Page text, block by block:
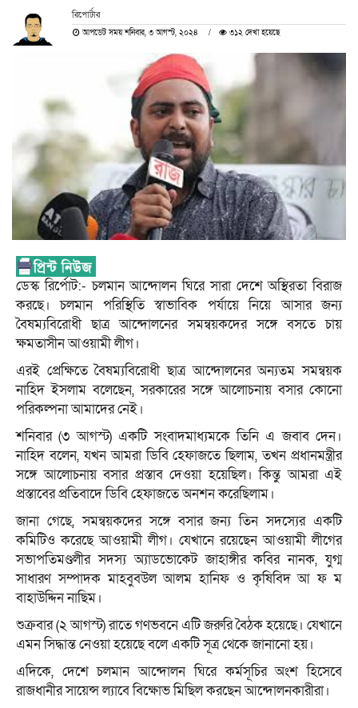
রিপোর্টার
আপডেট সময় শনিবার, ৩ আগস্ট, ২০২৪ ৩১২ দেখা হয়েছে
ডেস্ক রির্পোট:- চলমান আন্দোলন ঘিরে সারা দেশে অস্থিরতা বিরাজ
করছে। চলমান পরিস্থিতি স্বাভাবিক পর্যায়ে নিয়ে আসার জন্য
বৈষম্যবিরোধী ছাত্র আন্দোলনের সমন্বয়কদের সঙ্গে বসতে চায়
ক্ষমতাসীন আওয়ামী লীগ।
এরই প্রেক্ষিতে বৈষম্যবিরোধী ছাত্র আন্দোলনের অন্যতম সমন্বয়ক
নাহিদ ইসলাম বলেছেন, সরকারের সঙ্গে আলোচনায় বসার কোনো
পরিকল্পনা আমাদের নেই।
শনিবার (৩ আগস্ট) একটি সংবাদমাধ্যমকে তিনি এ জবাব দেন।
নাহিদ বলেন, যখন আমরা ডিবি হেফাজতে ছিলাম, তখন প্রধানমন্ত্রীর
সঙ্গে আলোচনায় বসার প্রস্তাব দেওয়া হয়েছিল। কিন্তু আমরা এই
প্রস্তাবের প্রতিবাদে ডিবি হেফাজতে অনশন করেছিলাম।
জানা গেছে, সমন্বয়কদের সঙ্গে বসার জন্য তিন সদস্যের একটি
কমিটিও করেছে আওয়ামী লীগ। যেখানে রয়েছেন আওয়ামী লীগের
সভাপতিমণ্ডলীর সদস্য অ্যাডভোকেট জাহাঙ্গীর কবির নানক, যুগ্ম
সাধারণ সম্পাদক মাহবুবউল আলম হানিফ ও কৃষিবিদ আ ফ ম
বাহাউদ্দিন নাছিম।
শুক্রবার (২ আগস্ট) রাতে গণভবনে এটি জরুরি বৈঠক হয়েছে। যেখানে
এমন সিদ্ধান্ত নেওয়া হয়েছে বলে একটি সূত্র থেকে জানানো হয়।
এদিকে, দেশে চলমান আন্দোলন ঘিরে কর্মসূচির অংশ হিসেবে
রাজধানীর সায়েন্স ল্যাবে বিক্ষোভ মিছিল করছেন আন্দোলনকারীরা।